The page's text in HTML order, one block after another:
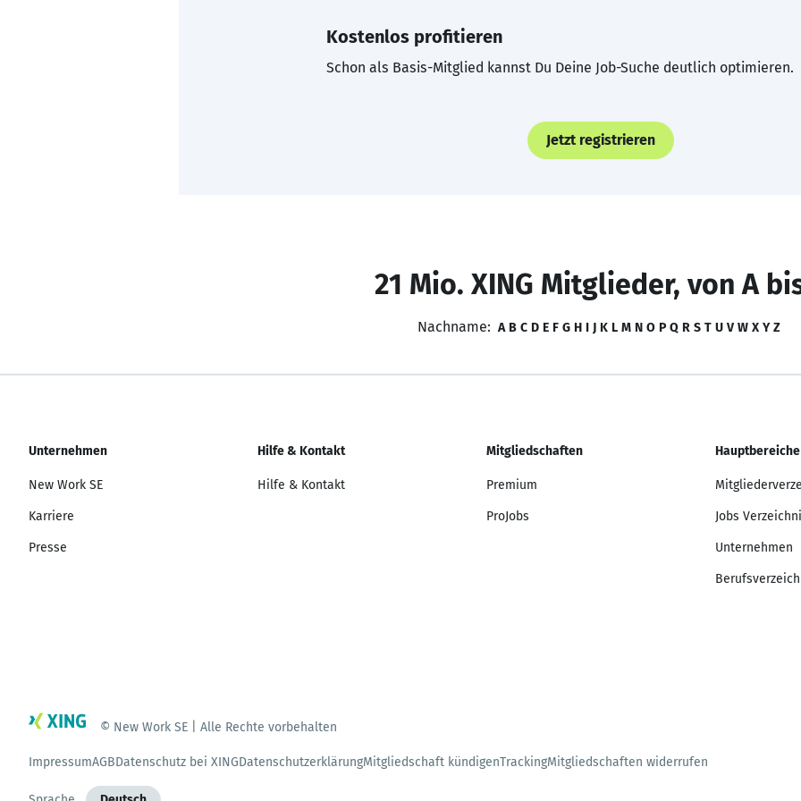
Kostenlos profitieren
Schon als Basis-Mitglied kannst Du Deine Job-Suche deutlich optimieren.
Jetzt registrieren
21 Mio. XING Mitglieder, von A
Nachname: A B C D E F G H I J K L M N O P Q R S T U V W X Y Z
Unternehmen
New Work SE
Karriere
Presse
Hilfe & Kontakt
Hilfe & Kontakt
Mitgliedschaften
Premium
ProJobs
Hauptbereiche
Jobs
Unternehmen
© New Work SE | Alle Rechte vorbehalten
ImpressumAGBDatenschutz bei XINGDatenschutzerklärungMitgliedschaft kündigenTrackingMitgliedschaften widerrufen